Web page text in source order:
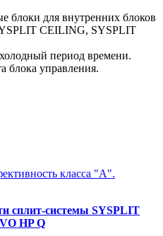
блоки для внутренних блоков
CEILING, SYSPLIT
период времени.
блока управления.
сплит-системы SYSPLIT
HP Q